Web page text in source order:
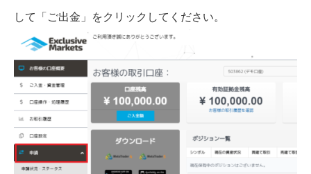
して「ご出金」をクリックしてください。